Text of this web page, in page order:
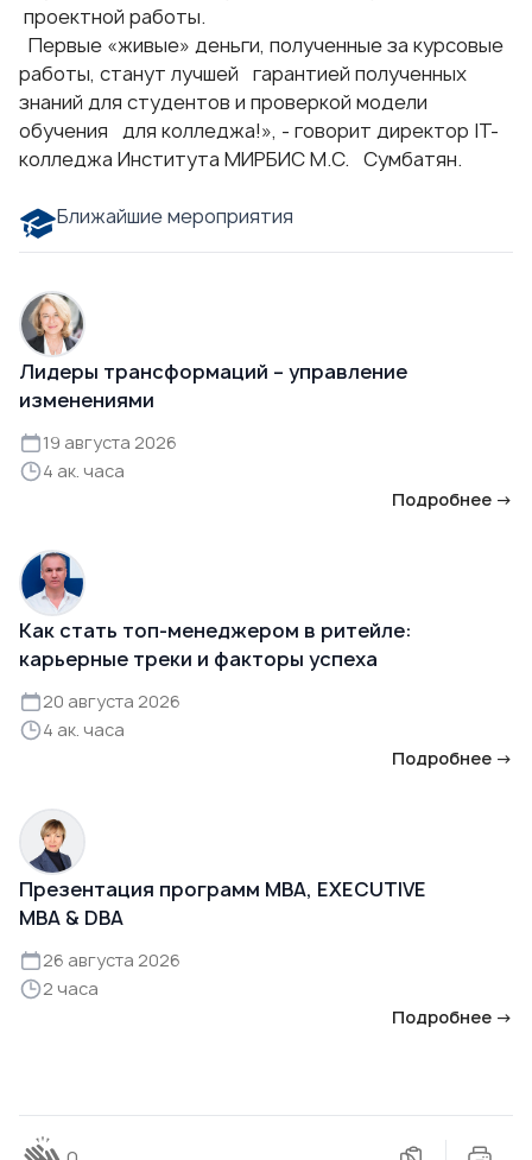
проектной работы.
Первые «живые» деньги, полученные за курсовые
работы, станут лучшей гарантией полученных
знаний для студентов и проверкой модели
обучения для колледжа!», - говорит директор IT-
колледжа Института МИРБИСМ.С. Сумбатян.
Ближайшие мероприятия
Лидеры трансформаций – управление
изменениями
19 августа 2026
4 ак. часа
Подробнее →
Как стать топ-менеджером в ритейле:
карьерные треки и факторы успеха
20 августа 2026
4 ак. часа
Подробнее →
Презентация программ MBA, EXECUTIVE
MBA & DBA
26 августа 2026
2 часа
Подробнее →